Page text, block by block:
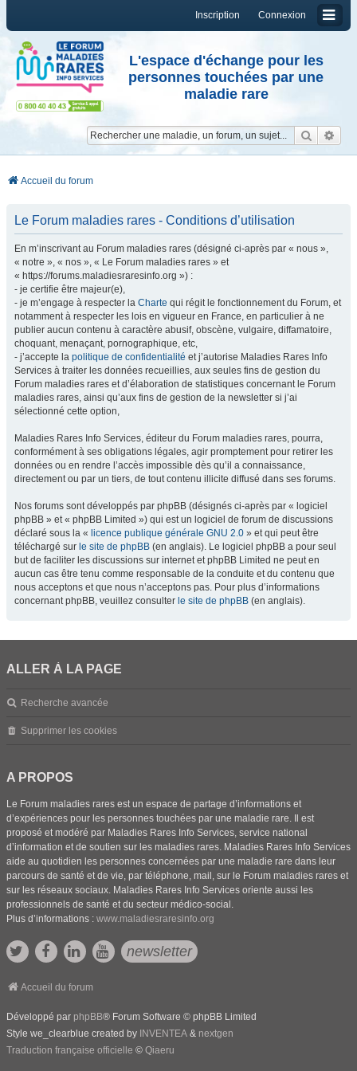
Connexion
Inscription
L'espace d'échange pour les
personnes touchées par une
maladie rare
Accueil du forum
Le Forum maladies rares - Conditions d’utilisation
En m’inscrivant au Forum maladies rares (désigné ci-après par « nous »,
« notre », « nos », « Le Forum maladies rares » et
« https://forums.maladiesraresinfo.org ») :
- je certifie être majeur(e),
- je m’engage à respecter la Charte qui régit le fonctionnement du Forum, et
notamment à respecter les lois en vigueur en France, en particulier à ne
publier aucun contenu à caractère abusif, obscène, vulgaire, diffamatoire,
choquant, menaçant, pornographique, etc,
- j’accepte la politique de confidentialité et j’autorise Maladies Rares Info
Services à traiter les données recueillies, aux seules fins de gestion du
Forum maladies rares et d’élaboration de statistiques concernant le Forum
maladies rares, ainsi qu’aux fins de gestion de la newsletter si j’ai
sélectionné cette option,
Maladies Rares Info Services, éditeur du Forum maladies rares, pourra,
conformément à ses obligations légales, agir promptement pour retirer les
données ou en rendre l’accès impossible dès qu’il a connaissance,
directement ou par un tiers, de tout contenu illicite diffusé dans ses forums.
Nos forums sont développés par phpBB (désignés ci-après par « logiciel
phpBB » et « phpBB Limited ») qui est un logiciel de forum de discussions
déclaré sous la « licence publique générale GNU 2.0 » et qui peut être
téléchargé sur le site de phpBB (en anglais). Le logiciel phpBB a pour seul
but de faciliter les discussions sur internet et phpBB Limited ne peut en
aucun cas être tenu comme responsable de la conduite et du contenu que
nous acceptons et que nous n’acceptons pas. Pour plus d’informations
concernant phpBB, veuillez consulter le site de phpBB (en anglais).
ALLER À LA PAGE
Recherche avancée
Supprimer les cookies
A PROPOS
Le Forum maladies rares est un espace de partage d’informations et
d’expériences pour les personnes touchées par une maladie rare. Il est
proposé et modéré par Maladies Rares Info Services, service national
d’information et de soutien sur les maladies rares. Maladies Rares Info Services
aide au quotidien les personnes concernées par une maladie rare dans leur
parcours de santé et de vie, par téléphone, mail, sur le Forum maladies rares et
sur les réseaux sociaux. Maladies Rares Info Services oriente aussi les
professionnels de santé et du secteur médico-social.
Plus d’informations : www.maladiesraresinfo.org
newsletter
Accueil du forum
Développé par phpBB® Forum Software © phpBB Limited
Style we_clearblue created by INVENTEA & nextgen
Traduction française officielle © Qiaeru